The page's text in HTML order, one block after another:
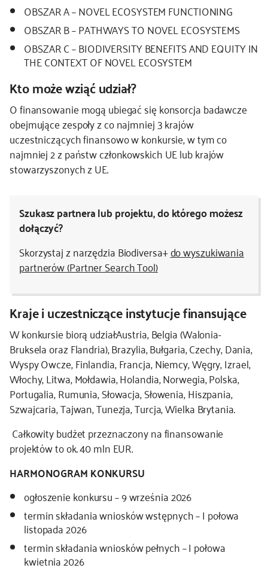
OBSZAR A – NOVEL ECOSYSTEM FUNCTIONING
OBSZAR B – PATHWAYS TO NOVEL ECOSYSTEMS
OBSZAR C – BIODIVERSITY BENEFITS AND EQUITY IN
THE CONTEXT OF NOVEL ECOSYSTEM
Kto może wziąć udział?
O finansowanie mogą ubiegać się konsorcja badawcze
obejmujące zespoły z co najmniej 3 krajów
uczestniczących finansowo w konkursie, w tym co
najmniej 2 z państw członkowskich UE lub krajów
stowarzyszonych z UE.
Szukasz partnera lub projektu, do którego możesz
dołączyć?
Skorzystaj z narzędzia Biodiversa+do wyszukiwania
partnerów (Partner Search Tool)
Kraje i uczestniczące instytucje finansujące
W konkursie biorą udział:Austria, Belgia (Walonia-
Bruksela oraz Flandria), Brazylia, Bułgaria, Czechy, Dania,
Wyspy Owcze, Finlandia, Francja, Niemcy, Węgry, Izrael,
Włochy, Litwa, Mołdawia, Holandia, Norwegia, Polska,
Portugalia, Rumunia, Słowacja, Słowenia, Hiszpania,
Szwajcaria, Tajwan, Tunezja, Turcja, Wielka Brytania.
Całkowity budżet przeznaczony na finansowanie
projektów to ok. 40 mln EUR.
HARMONOGRAM KONKURSU
ogłoszenie konkursu – 9 września 2026
termin składania wniosków wstępnych – I połowa
listopada 2026
termin składania wniosków pełnych – I połowa
kwietnia 2026